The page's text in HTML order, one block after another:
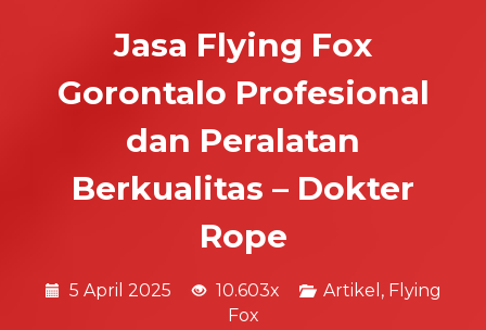
Jasa Flying Fox
Gorontalo Profesional
dan Peralatan
Berkualitas – Dokter
Rope
5 April 2025 10.603x Artikel , Flying
Fox